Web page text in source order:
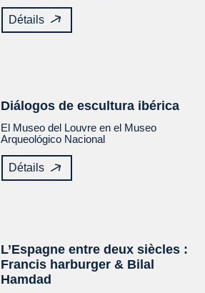
Détails
Diálogos de escultura ibérica
El Museo del Louvre en el Museo
Arqueológico Nacional
Détails
L’Espagne entre deux siècles :
Francis harburger & Bilal
Hamdad